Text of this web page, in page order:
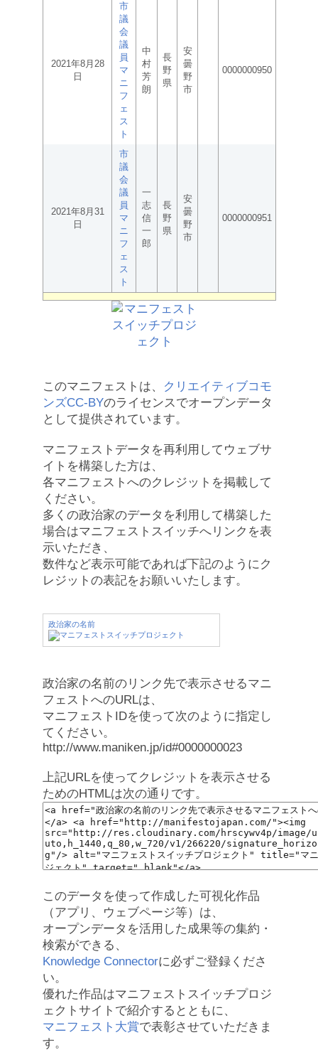
2021年8月28
日
市
議
会
議
員
マ
ニ
フ
ェ
ス
ト
中
村
芳
朗
長
野
県
安
曇
野
市
0000000950
2021年8月31
日
市
議
会
議
員
マ
ニ
フ
ェ
ス
ト
一
志
信
一
郎
長
野
県
安
曇
野
市
0000000951
このマニフェストは、
クリエイティブコモ
ンズCC-BYのライセンスでオープンデータ
として提供されています。
マニフェストデータを再利用してウェブサ
イトを構築した方は、
各マニフェストへのクレジットを掲載して
ください。
多くの政治家のデータを利用して構築した
場合はマニフェストスイッチへリンクを表
示いただき、
数件など表示可能であれば下記のようにク
レジットの表記をお願いいたします。
政治家の名前
政治家の名前のリンク先で表示させるマニ
フェストへのURLは、
マニフェストIDを使って次のように指定し
てください。
http://www.maniken.jp/id#0000000023
上記URLを使ってクレジットを表示させる
ためのHTMLは次の通りです。
このデータを使って作成した可視化作品
（アプリ、ウェブページ等）は、
オープンデータを活用した成果等の集約・
検索ができる、
Knowledge Connectorに必ずご登録くださ
い。
優れた作品はマニフェストスイッチプロジ
ェクトサイトで紹介するとともに、
マニフェスト大賞で表彰させていただきま
す。